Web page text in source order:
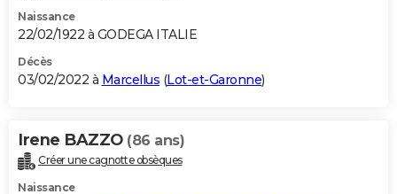
Naissance
22/02/1922 à GODEGA ITALIE
Décès
03/02/2022 à Marcellus (Lot-et-Garonne)
Irene BAZZO (86 ans)
Créer une cagnotte obsèques
Naissance